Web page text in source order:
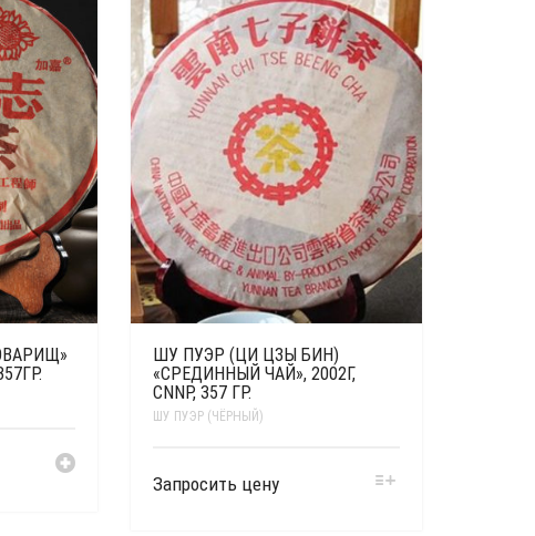
ШУ ПУЭР (ЦИ ЦЗЫ БИН)
«СРЕДИННЫЙ ЧАЙ», 2002Г,
CNNP, 357 ГР.
ШУ ПУЭР (ЧЁРНЫЙ)
Запросить цену